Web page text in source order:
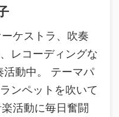
ケストラ、吹奏
レコーディングな
活動中。 テーマパ
ンペットを吹いて
活動に毎日奮闘